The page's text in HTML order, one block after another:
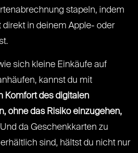
stapeln, indem
direkt in deinem Apple- oder
sich kleine Einkäufe auf
kannst du mit
Komfort des digitalen
ohne das Risiko einzugehen,
da Geschenkkarten zu
sind, hältst du nicht nur